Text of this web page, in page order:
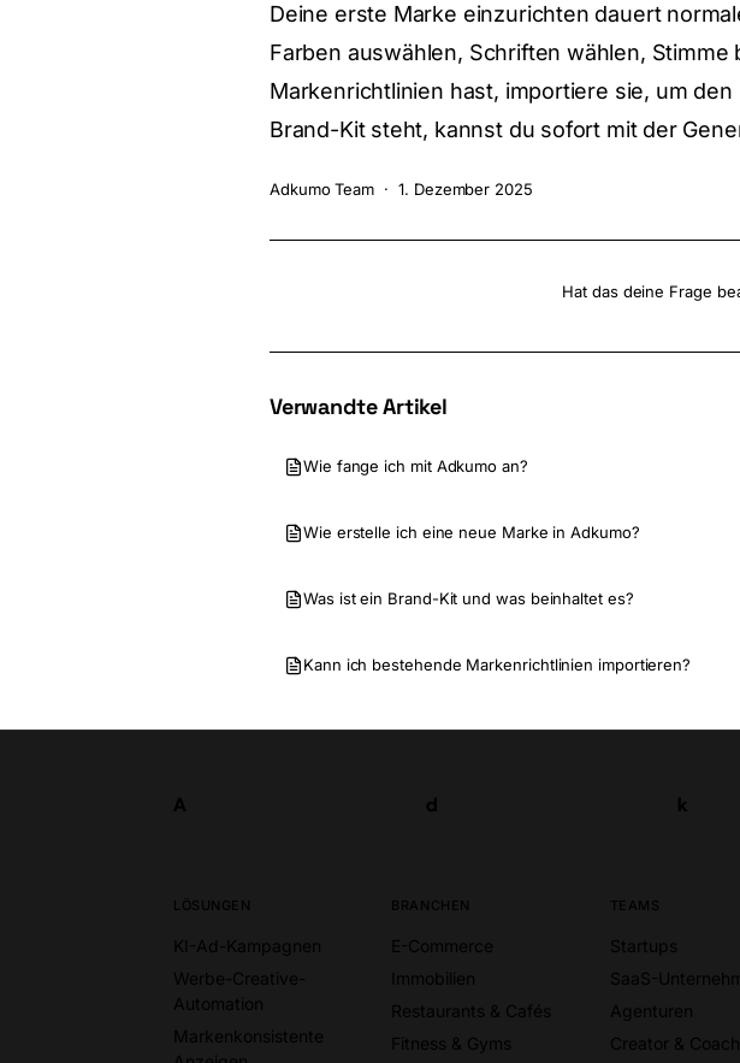
Deine erste Marke einzurichten dauert
Farben auswählen, Schriften wählen,
Markenrichtlinien hast, importiere sie, um
Brand-Kit steht, kannst du sofort mit der
Adkumo Team · 1. Dezember 2025
Hat das deine Frage
Verwandte Artikel
Wie fange ich mit Adkumo an?
Wie erstelle ich eine neue Marke in Adkumo?
Was ist ein Brand-Kit und was beinhaltet es?
Kann ich bestehende Markenrichtlinien importieren?
A d k
LÖSUNGEN
KI-Ad-Kampagnen
Werbe-Creative-
Automation
Markenkonsistente
BRANCHEN
E-Commerce
Immobilien
Restaurants & Cafés
Fitness & Gyms
TEAMS
Startups
SaaS-
Agenturen
Creator &